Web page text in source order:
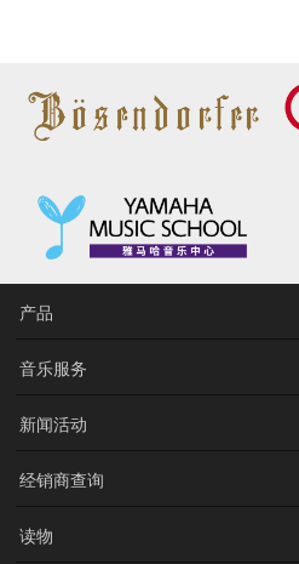
产品
音乐服务
新闻活动
经销商查询
读物